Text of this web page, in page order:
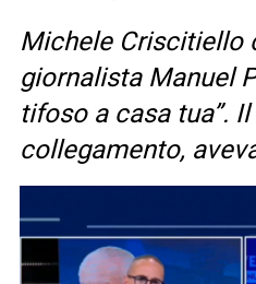
Michele Criscitiello
giornalista Manuel
tifoso a casa tua”.
collegamento,